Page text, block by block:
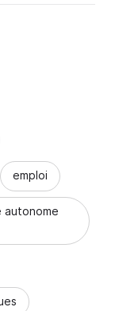
emploi
autonome